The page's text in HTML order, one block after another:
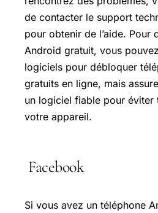
de contacter le support
pour obtenir de l’aide. Pour
Android gratuit, vous
logiciels pour débloquer
gratuits en ligne, mais
un logiciel fiable pour éviter
votre appareil.
Facebook
Si vous avez un téléphone